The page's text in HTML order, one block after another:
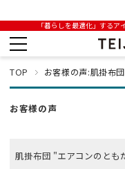
「暮らしを最適化」する
TOP お客様の声:肌掛布
お客様の声
肌掛布団 "エアコンのとも